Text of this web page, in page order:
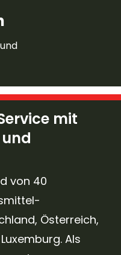
mit
von 40
Österreich,
Als